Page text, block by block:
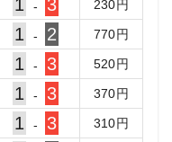
1 - 3 230円
1 - 2 770円
1 - 3 520円
1 - 3 370円
1 - 3 310円